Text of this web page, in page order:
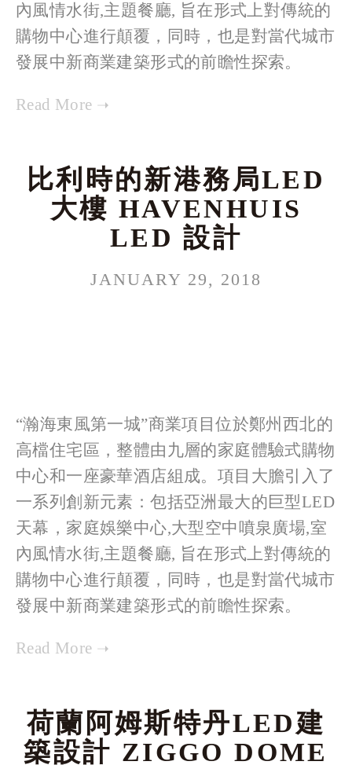
內風情水街,主題餐廳, 旨在形式上對傳統的
購物中心進行顛覆，同時，也是對當代城市
發展中新商業建築形式的前瞻性探索。
比利時的新港務局LED
大樓 HAVENHUIS
LED 設計
JANUARY 29, 2018
“瀚海東風第一城”商業項目位於鄭州西北的
高檔住宅區，整體由九層的家庭體驗式購物
中心和一座豪華酒店組成。項目大膽引入了
一系列創新元素：包括亞洲最大的巨型LED
天幕，家庭娛樂中心,大型空中噴泉廣場,室
內風情水街,主題餐廳, 旨在形式上對傳統的
購物中心進行顛覆，同時，也是對當代城市
發展中新商業建築形式的前瞻性探索。
荷蘭阿姆斯特丹LED建
築設計 ZIGGO DOME